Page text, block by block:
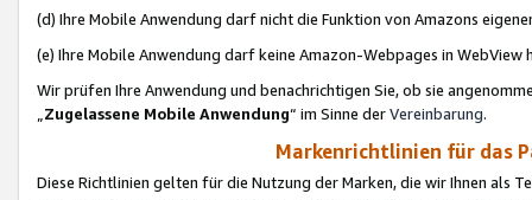
(d) Ihre Mobile Anwendung darf nicht die Funktion von Amazons
(e) Ihre Mobile Anwendung darf keine Amazon-Webpages in WebView
Wir prüfen Ihre Anwendung und benachrichtigen Sie, ob sie
„Zugelassene Mobile Anwendung“ im Sinne derVereinbarung.
Markenrichtlinien für das
Diese Richtlinien gelten für die Nutzung der Marken, die wir Ihnen als